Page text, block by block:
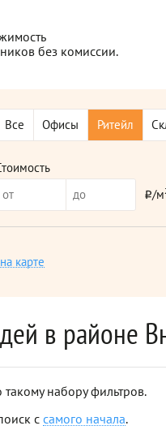
без комиссии.
Все Офисы Ритейл
i/
карте
в районе
набору фильтров.
с самого начала.